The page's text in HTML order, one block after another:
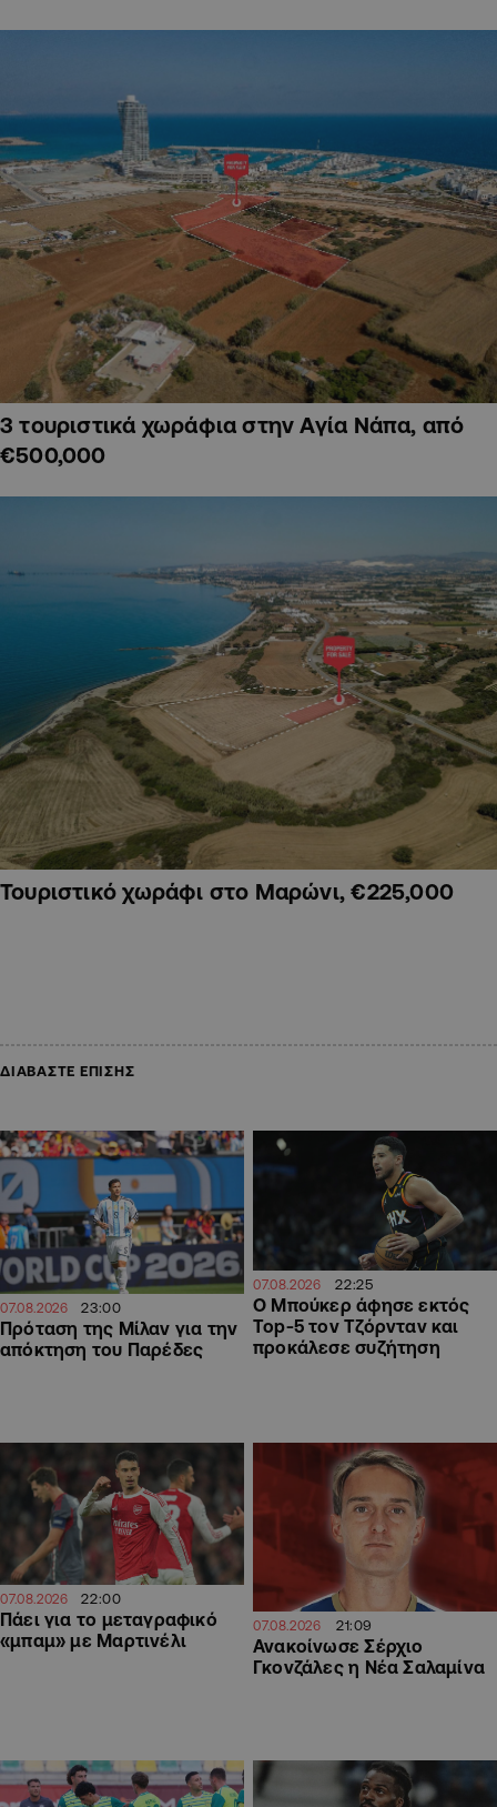
3 τουριστικά χωράφια στην Αγία Νάπα, από
€500,000
Τουριστικό χωράφι στο Μαρώνι, €225,000
ΔΙΑΒΑΣΤΕ ΕΠΙΣΗΣ
07.08.2026 23:00
Πρόταση της Μίλαν για την
απόκτηση του Παρέδες
07.08.2026 22:25
Ο Μπούκερ άφησε εκτός
Top-5 τον Τζόρνταν και
προκάλεσε συζήτηση
07.08.2026 22:00
Πάει για το μεταγραφικό
«μπαμ» με Μαρτινέλι
07.08.2026 21:09
Ανακοίνωσε Σέρχιο
Γκονζάλες η Νέα Σαλαμίνα